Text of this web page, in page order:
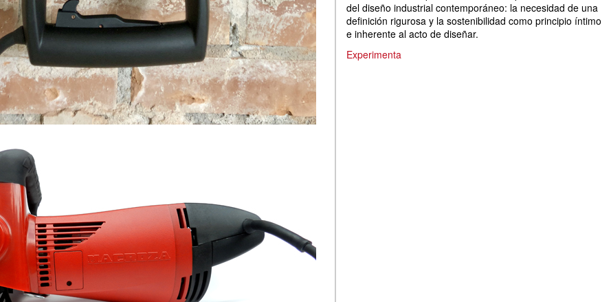
del diseño industrial contemporáneo: la necesidad de una
definición rigurosa y la sostenibilidad como principio íntimo
e inherente al acto de diseñar.
Experimenta